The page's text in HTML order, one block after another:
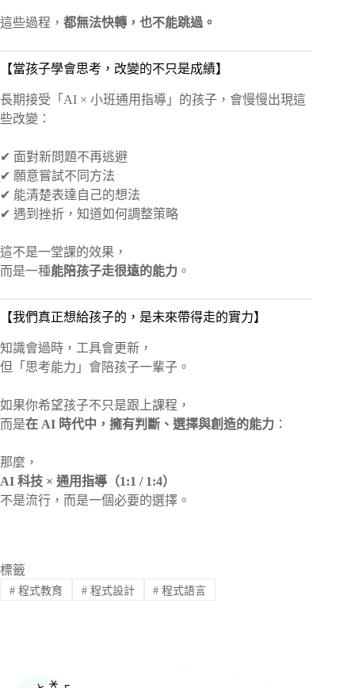
這些過程， 都無法快轉，也不能跳過。
【當孩子學會思考，改變的不只是成績】
長期接受「AI × 小班通用指導」的孩子，會慢慢出現這
些改變：
✔ 面對新問題不再逃避
✔ 願意嘗試不同方法
✔ 能清楚表達自己的想法
✔ 遇到挫折，知道如何調整策略
這不是一堂課的效果，
而是一種能陪孩子走很遠的能力 。
【我們真正想給孩子的，是未來帶得走的實力】
知識會過時，工具會更新，
但「思考能力」會陪孩子一輩子。
如果你希望孩子不只是跟上課程，
而是在 AI 時代中，擁有判斷、選擇與創造的能力 ：
那麼，
AI 科技 × 通用指導（1:1 / 1:4）
不是流行，而是一個必要的選擇。
標籤
#程式教育 #程式設計 # 程式語言